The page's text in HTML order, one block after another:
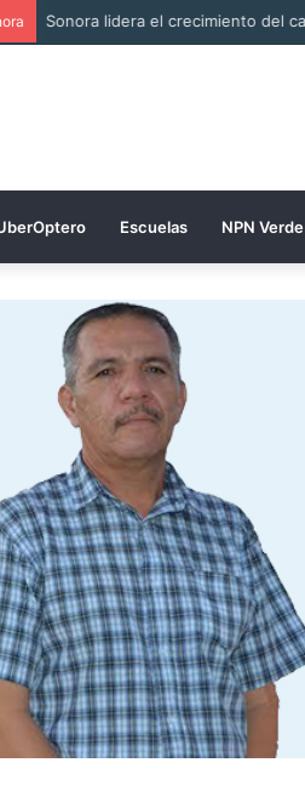
Muere hombre electrocutado
Escuelas NPN Verde